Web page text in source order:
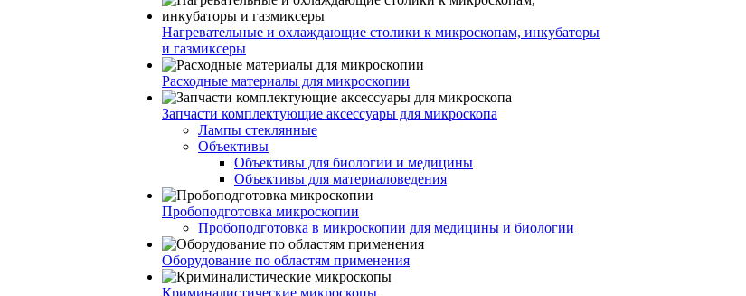
Нагревательные и охлаждающие столики к микроскопам, инкубаторы
и газмиксеры
Расходные материалы для микроскопии
Запчасти комплектующие аксессуары для микроскопа
Лампы стеклянные
Объективы
Объективы для биологии и медицины
Объективы для материаловедения
Пробоподготовка микроскопии
Пробоподготовка в микроскопии для медицины и биологии
Оборудование по областям применения
Криминалистические микроскопы